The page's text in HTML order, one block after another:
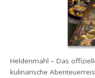
Heldenmahl – Das
kulinarische